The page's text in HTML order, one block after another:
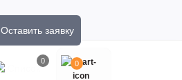
Оставить заявку
0 0